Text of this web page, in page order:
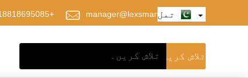
+86-18818695085 manager@lexsmartcard.com
تمل